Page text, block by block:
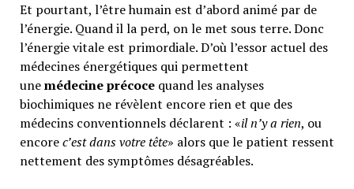
Et pourtant, l’être humain est d’abord animé par de
l’énergie. Quand il la perd, on le met sous terre. Donc
l’énergie vitale est primordiale. D’où l’essor actuel des
médecines énergétiques qui permettent
unemédecine précoce quand les analyses
biochimiques ne révèlent encore rien et que des
médecins conventionnels déclarent : «il n’y a rien, ou
encorec’est dans votre tête» alors que le patient ressent
nettement des symptômes désagréables.